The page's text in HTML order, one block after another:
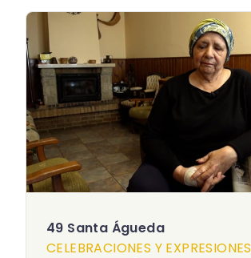
49 Santa Águeda
CELEBRACIONES Y EXPRESIONES